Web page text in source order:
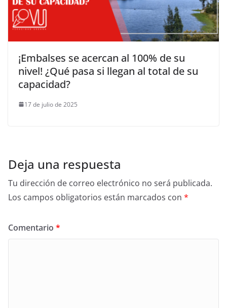
¡Embalses se acercan al 100% de su
nivel! ¿Qué pasa si llegan al total de su
capacidad?
17 de julio de 2025
Deja una respuesta
Tu dirección de correo electrónico no será publicada.
Los campos obligatorios están marcados con *
Comentario *